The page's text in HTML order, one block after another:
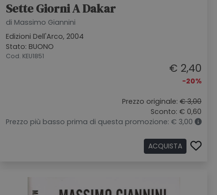
Sette Giorni A Dakar
di Massimo Giannini
Edizioni Dell'Arco, 2004
Stato: BUONO
Cod. KEU1851
€ 2,40
-20%
Prezzo originale: € 3,00
Sconto: € 0,60
Prezzo più basso prima di questa promozione: € 3,00
ACQUISTA